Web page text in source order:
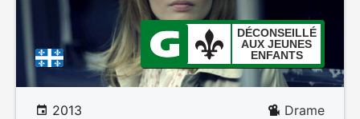
DÉCONSEILLÉ
AUX JEUNES
ENFANTS
2013 Drame